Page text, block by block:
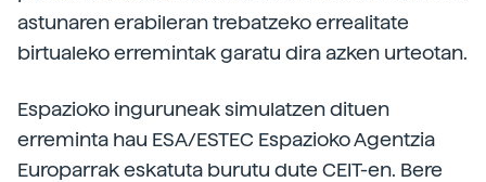
astunaren erabileran trebatzeko errealitate
birtualeko erremintak garatu dira azken urteotan.
Espazioko inguruneak simulatzen dituen
erreminta hau ESA/ESTEC Espazioko Agentzia
Europarrak eskatuta burutu dute CEIT-en. Bere